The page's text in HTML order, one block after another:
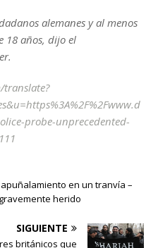
alemanes y al menos
18 años, dijo el
probe-unprecedented-
en un tranvía –
herido
SIGUIENTE
británicos que